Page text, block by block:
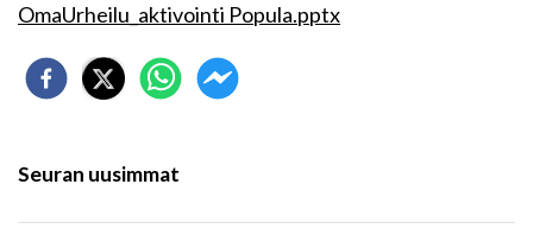
OmaUrheilu_aktivointi Popula.pptx
Seuran uusimmat